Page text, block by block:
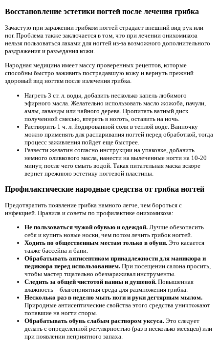
Восстановление эстетики ногтей после лечения грибка
Зачастую при заражении грибком ногтей страдает внешний вид рук или
ног. Проблема также заключается в том, что при лечении онихомикоза
нельзя пользоваться лаками для ногтей из-за возможного дополнительного
раздражения и разъедания кожи.
Народная медицина имеет массу проверенных рецептов, которые
способны быстро заживить пострадавшую кожу и вернуть прежний
здоровый вид ногтям после излечения грибка.
Нагреть 3 ст. л. воды, добавить несколько капель любимого
эфирного масла. Желательно использовать масло жожоба, пачули,
амлы, лаванды или чайного дерева. Пропитать ватный диск
полученной смесью, втереть в ноготь, оставить на ночь.
Растворить 1 ч. л. йодированной соли в теплой воде. Ванночку
можно применять для распаривания ногтей перед обработкой, тогда
процесс заживления пойдет еще быстрее.
Развести желатин согласно инструкции на упаковке, добавить
немного оливкового масла, нанести на вылеченные ногти на 10-20
минут, после чего смыть водой. Такая питательная маска вскоре
вернет прежнюю эстетику ногтевой пластины.
Профилактические народные средства от грибка ногтей
Предотвратить появление грибка намного легче, чем бороться с
инфекцией. Правила и советы по профилактике онихомикоза:
Не пользоваться чужой обувью и одеждой. Лучше обезопасить
себя и купить новые носки, чем потом лечить грибок ногтей.
Ходить по общественным местам только в обуви. Это касается
также бассейна и бани.
Обрабатывать антисептиком принадлежности для маникюра и
педикюра перед использованием. При посещении салона просить,
чтобы мастер тщательно обеззараживал инструменты.
Следить за общей чистотой ванны и душевой. Повышенная
влажность – благоприятная среда для размножения грибка.
Несколько раз в неделю мыть ноги и руки дегтярным мылом.
Природные антисептические свойства этого средства уничтожают
попавшие на ногти споры.
Обрабатывать обувь слабым раствором уксуса. Это следует
делать с определенной регулярностью (раз в несколько месяцев) или
при появлении неприятного запаха.